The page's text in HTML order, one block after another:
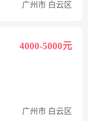
广州市 白云区
4000-5000元
广州市 白云区